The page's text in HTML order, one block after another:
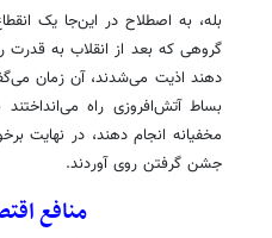
بله، به اصطلاح در این‌جا یک
گروهی که بعد از انقلاب به
بساط آتش‌افروزی راه
جشن گرفتن روی آوردند.
منافع